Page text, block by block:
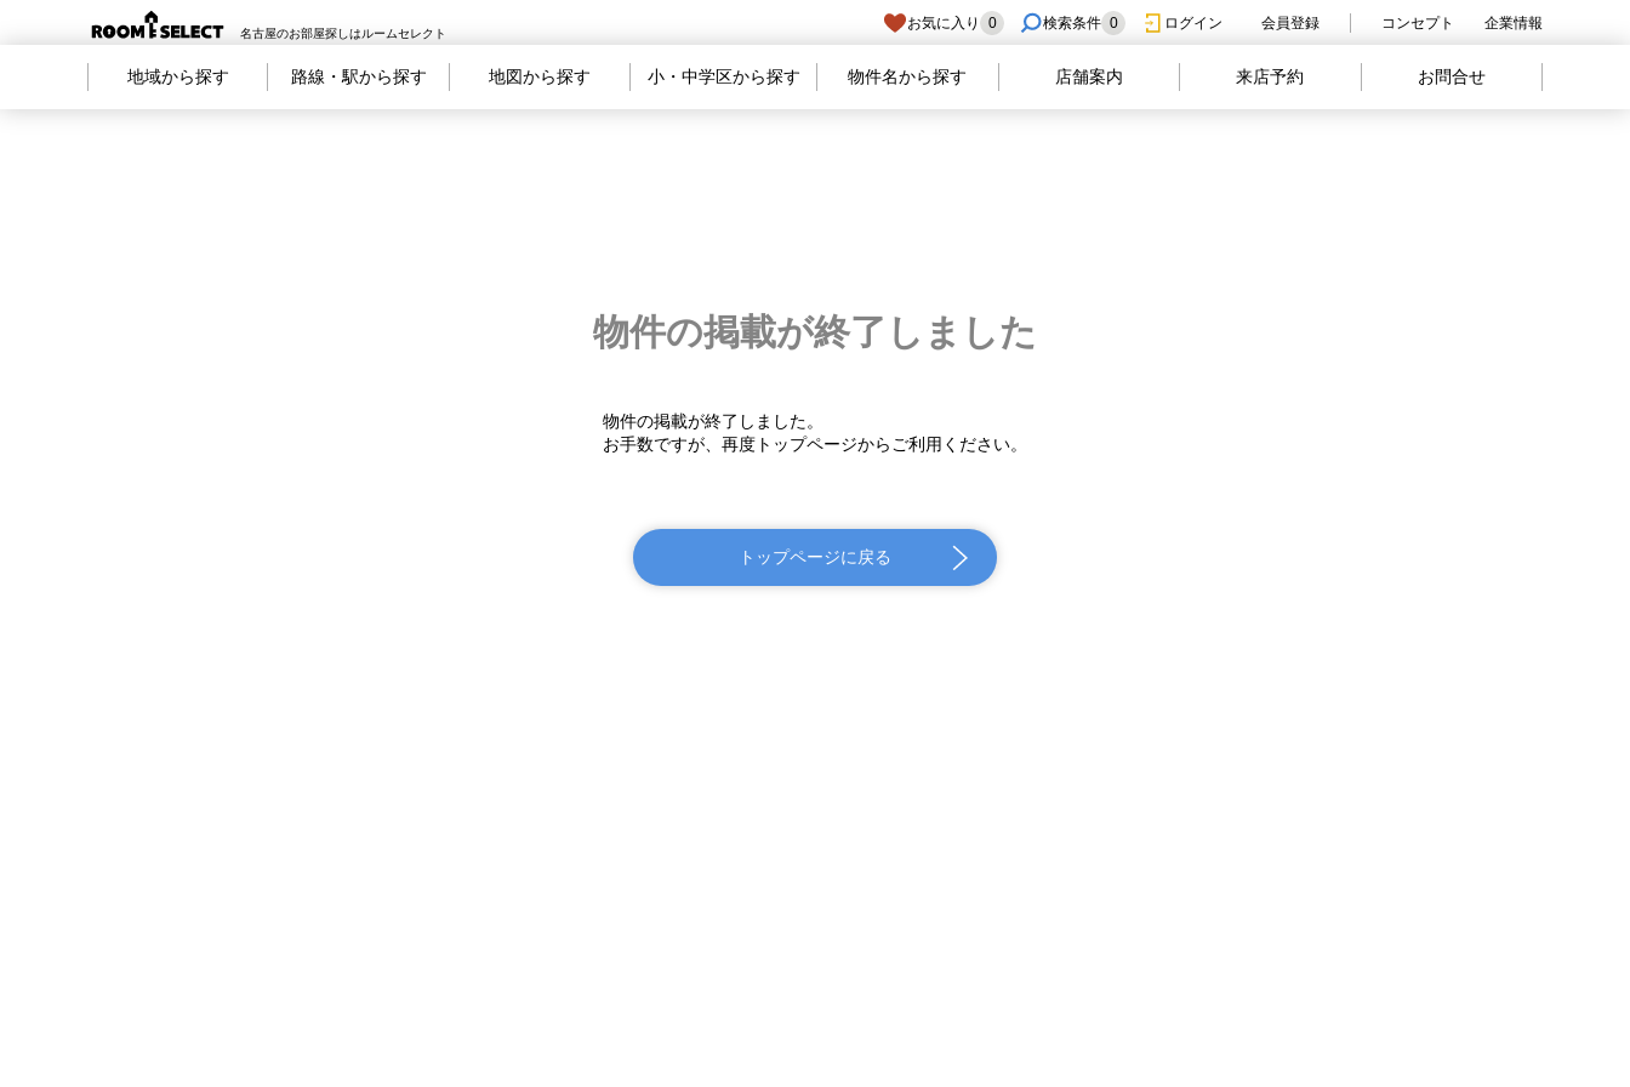
名古屋のお部屋探しはルームセレクト
お気に入り 0 検索条件 0 ログイン 会員登録 コンセプト 企業情報
地域から探す 路線・駅から探す 地図から探す 小・中学区から探す 物件名から探す 店舗案内 来店予約 お問合せ
物件の掲載が終了しました
物件の掲載が終了しました。
お手数ですが、再度トップページからご利用ください。
トップページに戻る